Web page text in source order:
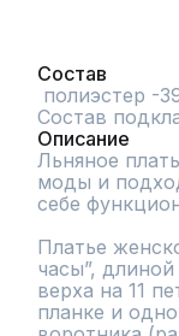
Состав
Состав
Описание
Льняное
моды и
себе
Платье
часы”,
верха на 11
планке и